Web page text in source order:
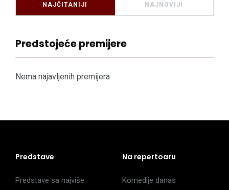
NAJČITANIJI NAJNOVIJI
Predstojeće premijere
Nema najavljenih premijera
Predstave
Predstave sa najviše
Na repertoaru
Komedije danas